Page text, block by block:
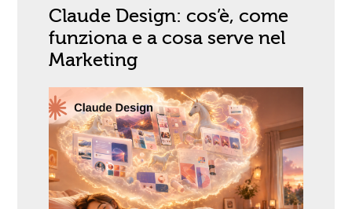
Claude Design: cos’è, come
funziona e a cosa serve nel
Marketing